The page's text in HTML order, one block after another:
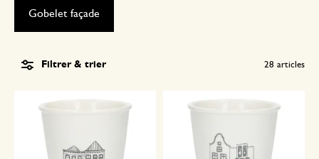
Gobelet façade
Filtrer & trier 28 articles